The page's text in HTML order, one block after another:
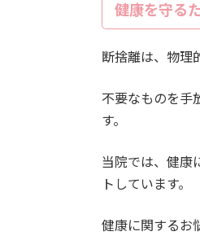
健康を守る
断捨離は、物理
不要なものを手
す。
当院では、健康
トしています。
健康に関するお